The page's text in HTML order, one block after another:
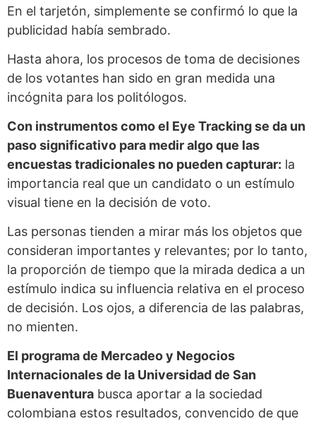
En el tarjetón, simplemente se confirmó lo que la
publicidad había sembrado.
Hasta ahora, los procesos de toma de decisiones
de los votantes han sido en gran medida una
incógnita para los politólogos.
Con instrumentos como el Eye Tracking se da un
paso significativo para medir algo que las
encuestas tradicionales no pueden capturar: la
importancia real que un candidato o un estímulo
visual tiene en la decisión de voto.
Las personas tienden a mirar más los objetos que
consideran importantes y relevantes; por lo tanto,
la proporción de tiempo que la mirada dedica a un
estímulo indica su influencia relativa en el proceso
de decisión. Los ojos, a diferencia de las palabras,
no mienten.
El programa de Mercadeo y Negocios
Internacionales de la Universidad de San
Buenaventura busca aportar a la sociedad
colombiana estos resultados, convencido de que